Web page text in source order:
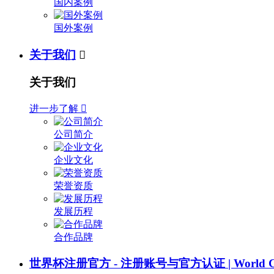
国内案例
国外案例
关于我们 
关于我们
进一步了解 
公司简介
企业文化
荣誉资质
发展历程
合作品牌
世界杯注册官方 - 注册账号与官方认证 | World